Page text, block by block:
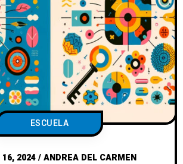
ESCUELA
2024/ANDREA DEL CARMEN